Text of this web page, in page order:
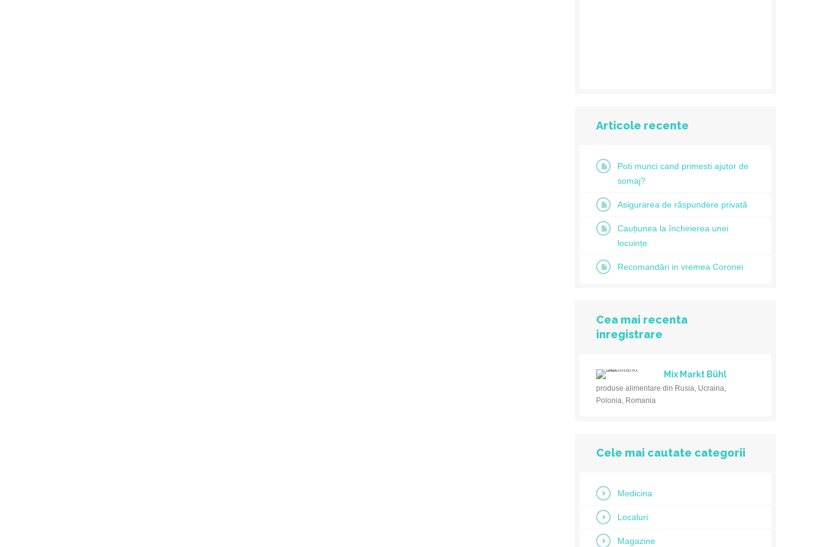
Articole recente
Poti munci cand primesti ajutor de
somaj?
Asigurarea de răspundere privată
Cauțiunea la închirierea unei
locuințe
Recomandări in vremea Coronei
Cea mai recenta
inregistrare
Mix Markt Bühl
produse alimentare din Rusia, Ucraina,
Polonia, Romania
Cele mai cautate categorii
Medicina
Localuri
Magazine